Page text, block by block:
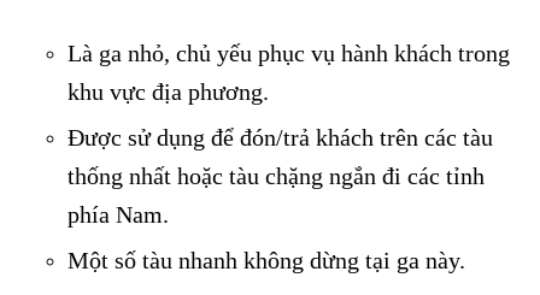
Là ga nhỏ, chủ yếu phục vụ hành khách trong
khu vực địa phương.
Được sử dụng để đón/trả khách trên các tàu
thống nhất hoặc tàu chặng ngắn đi các tỉnh
phía Nam.
Một số tàu nhanh không dừng tại ga này.